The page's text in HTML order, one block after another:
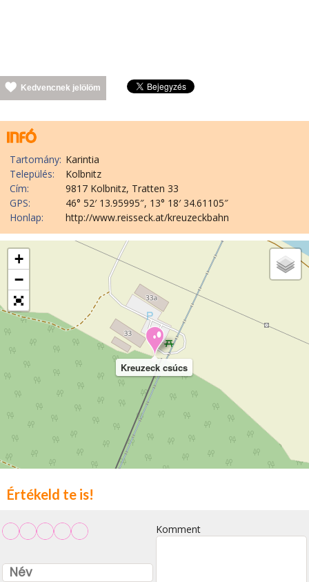
Kedvencnek jelölöm
Tartomány: Karintia
Település:
Kolbnitz
Cím:
9817 Kolbnitz, Tratten 33
GPS:
46° 52′ 13.95995″, 13° 18′ 34.61105″
Honlap:
http://www.reisseck.at/kreuzeckbahn
Kreuzeck csúcs
+
−
Értékeld te is!
Komment